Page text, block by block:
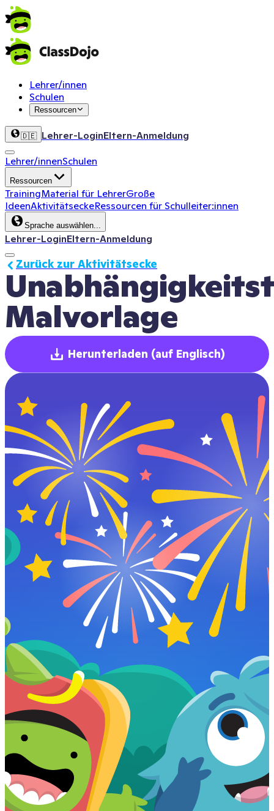
Lehrer/innen
Schulen
Ressourcen
🇩🇪 Lehrer-LoginEltern-Anmeldung
Lehrer/innenSchulen
Ressourcen
TrainingMaterial für LehrerGroße
IdeenAktivitätseckeRessourcen für Schulleiter:innen
Sprache auswählen...
Lehrer-LoginEltern-Anmeldung
Malvorlage
Zurück zur Aktivitätsecke
Herunterladen (auf Englisch)